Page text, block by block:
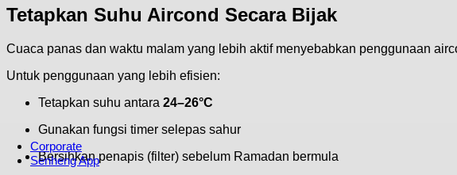
S-Coin Rewards & Terms
Warranty
Replacement Warranty
Affiliate Program
Corporate
Senheng App
Tetapkan Suhu Aircond Secara Bijak
Cuaca panas dan waktu malam yang lebih aktif menyebabkan penggunaan
Untuk penggunaan yang lebih efisien:
Tetapkan suhu antara 24–26°C
Gunakan fungsi timer selepas sahur
Bersihkan penapis (filter) sebelum Ramadan bermula